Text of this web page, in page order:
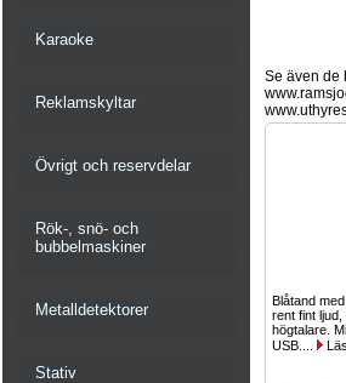
Karaoke
Reklamskyltar
Övrigt och reservdelar
Rök-, snö- och
bubbelmaskiner
Metalldetektorer
Stativ
Se även de
Blåtand
rent fint
högtalare.
USB....